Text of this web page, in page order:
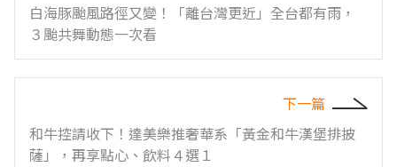
白海豚颱風路徑又變！「離台灣更近」全台都有雨，
３颱共舞動態一次看
下一篇
和牛控請收下！達美樂推奢華系「黃金和牛漢堡排披
薩」，再享點心、飲料４選１